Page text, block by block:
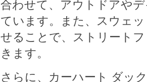
合わせて、アウトドアや
ています。また、スウェ
せることで、ストリート
きます。
さらに、カーハート ダッ